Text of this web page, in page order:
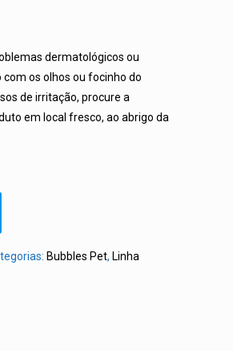
dermatológicos ou
os olhos ou focinho do
de irritação, procure a
em local fresco, ao abrigo da
Bubbles Pet, Linha